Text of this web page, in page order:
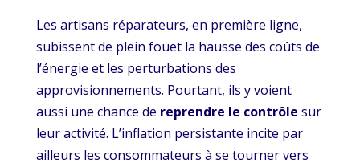
Les artisans réparateurs, en première ligne,
subissent de plein fouet la hausse des coûts de
l’énergie et les perturbations des
approvisionnements. Pourtant, ils y voient
aussi une chance de reprendre le contrôle sur
leur activité. L’inflation persistante incite par
ailleurs les consommateurs à se tourner vers